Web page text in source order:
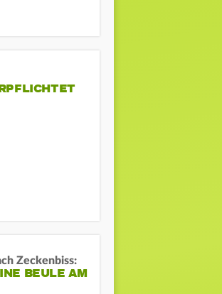
Zeckenbiss:
BEULE AM